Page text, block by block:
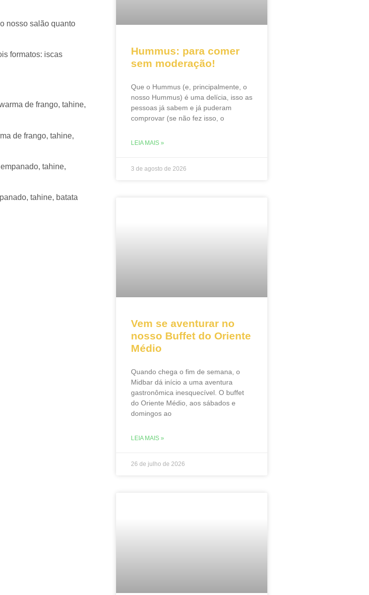
nosso salão quanto
formatos: iscas
de frango, tahine,
de frango, tahine,
tahine,
tahine, batata
Hummus: para comer
sem moderação!
Que o Hummus (e, principalmente, o
nosso Hummus) é uma delícia, isso as
pessoas já sabem e já puderam
comprovar (se não fez isso, o
LEIA MAIS »
3 de agosto de 2026
Vem se aventurar no
nosso Buffet do Oriente
Médio
Quando chega o fim de semana, o
Midbar dá início a uma aventura
gastronômica inesquecível. O buffet
do Oriente Médio, aos sábados e
domingos ao
LEIA MAIS »
26 de julho de 2026